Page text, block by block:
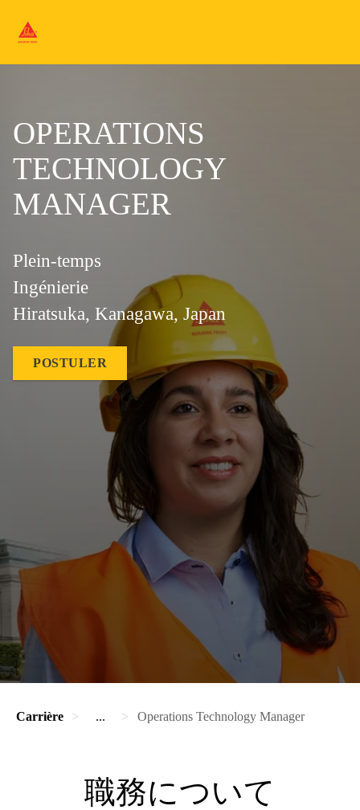
OPERATIONS
TECHNOLOGY
MANAGER
Plein-temps
Ingénierie
Hiratsuka, Kanagawa, Japan
POSTULER
Carrière ... Operations Technology Manager
職務について